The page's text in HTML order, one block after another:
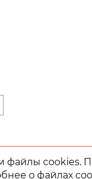
cookies.
о файлах